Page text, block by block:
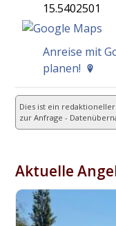
15.5402501
Anreise mit
planen!
Dies ist ein
zur Anfrage -
Aktuelle